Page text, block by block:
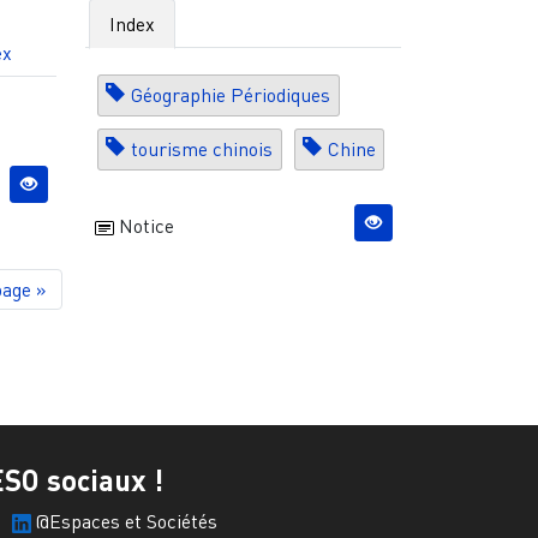
Index
Géographie Périodiques
tourisme chinois Chine
Notice
»
sociaux !
@Espaces et Sociétés